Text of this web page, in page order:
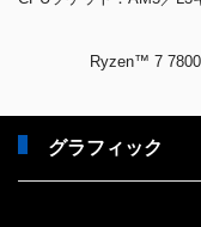
Ryzen™ 7
グラフィック